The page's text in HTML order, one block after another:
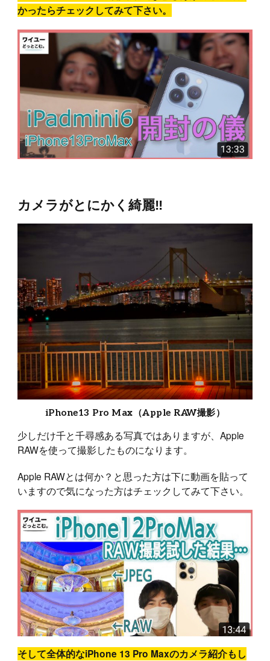
かったらチェックしてみて下さい。
カメラがとにかく綺麗‼︎
iPhone13 Pro Max（Apple RAW撮影）
少しだけ千と千尋感ある写真ではありますが、Apple
RAWを使って撮影したものになります。
Apple RAWとは何か？と思った方は下に動画を貼って
いますので気になった方はチェックしてみて下さい。
そして全体的なiPhone 13 Pro Maxのカメラ紹介もし